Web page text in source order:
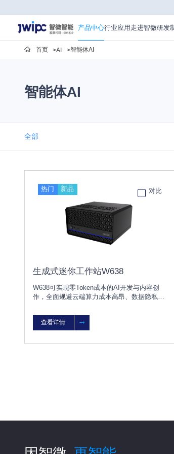
站
产品中心行业应用 走进智微研发
首页 AI 智能体AI
智能体AI
全部
热门 新品 对比
生成式迷你工作站W638
W638可实现零Token成本的AI开发与内容创
作，全面规避云端算力成本高昂、数据隐私泄
提供高性能、低延迟、高安全的本地化AI生产
力平台。W638采用NVIDIA Thor T5000/T4000
模组，是一款专为生成式AI与智能体应用设计
的迷你工作站，拥有高达2070 TFLOPS强劲算
查看详情